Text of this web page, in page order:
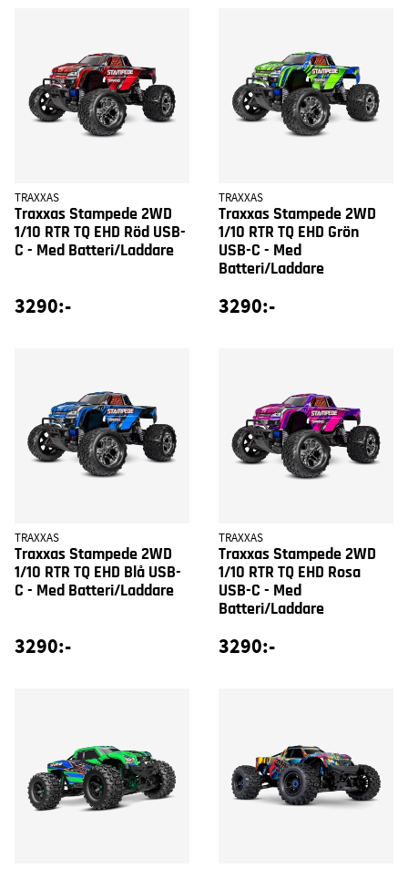
TRAXXAS
Traxxas Stampede 2WD
1/10 RTR TQ EHD Röd USB-
C - Med Batteri/Laddare
3290:-
TRAXXAS
Traxxas Stampede 2WD
1/10 RTR TQ EHD Grön
USB-C - Med
Batteri/Laddare
3290:-
TRAXXAS
Traxxas Stampede 2WD
1/10 RTR TQ EHD Blå USB-
C - Med Batteri/Laddare
3290:-
TRAXXAS
Traxxas Stampede 2WD
1/10 RTR TQ EHD Rosa
USB-C - Med
Batteri/Laddare
3290:-